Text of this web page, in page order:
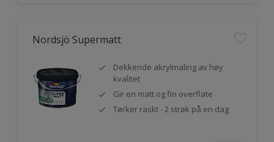
Nordsjö Supermatt
Dekkende akrylmaling av høy
kvalitet
Gir en matt og fin overflate
Tørker raskt - 2 strøk på en dag